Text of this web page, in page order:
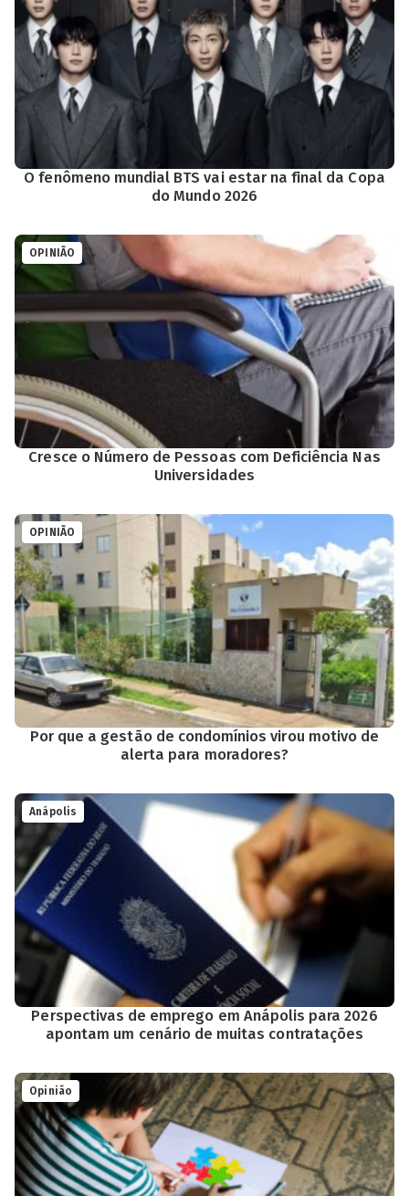
O fenômeno mundial BTS vai estar na final da Copa
do Mundo 2026
OPINIÃO
Cresce o Número de Pessoas com Deficiência Nas
Universidades
OPINIÃO
Por que a gestão de condomínios virou motivo de
alerta para moradores?
Anápolis
Perspectivas de emprego em Anápolis para 2026
apontam um cenário de muitas contratações
Opinião